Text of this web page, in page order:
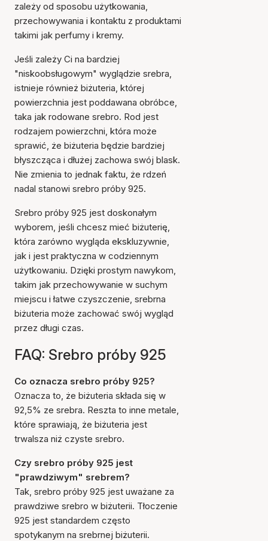
zależy od sposobu użytkowania,
przechowywania i kontaktu z produktami
takimi jak perfumy i kremy.
Jeśli zależy Ci na bardziej
"niskoobsługowym" wyglądzie srebra,
istnieje również biżuteria, której
powierzchnia jest poddawana obróbce,
taka jak rodowane srebro. Rod jest
rodzajem powierzchni, która może
sprawić, że biżuteria będzie bardziej
błyszcząca i dłużej zachowa swój blask.
Nie zmienia to jednak faktu, że rdzeń
nadal stanowi srebro próby 925.
Srebro próby 925 jest doskonałym
wyborem, jeśli chcesz mieć biżuterię,
która zarówno wygląda ekskluzywnie,
jak i jest praktyczna w codziennym
użytkowaniu. Dzięki prostym nawykom,
takim jak przechowywanie w suchym
miejscu i łatwe czyszczenie, srebrna
biżuteria może zachować swój wygląd
przez długi czas.
FAQ: Srebro próby 925
Co oznacza srebro próby 925?
Oznacza to, że biżuteria składa się w
92,5% ze srebra. Reszta to inne metale,
które sprawiają, że biżuteria jest
trwalsza niż czyste srebro.
Czy srebro próby 925 jest
"prawdziwym" srebrem?
Tak, srebro próby 925 jest uważane za
prawdziwe srebro w biżuterii. Tłoczenie
925 jest standardem często
spotykanym na srebrnej biżuterii.